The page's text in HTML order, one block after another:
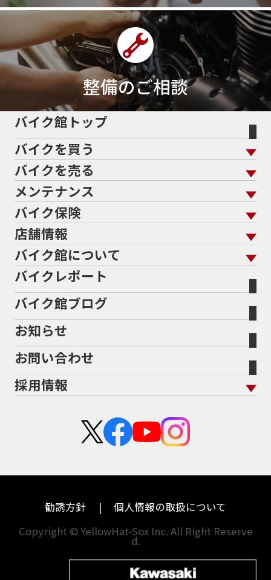
整備のご相談
バイク館トップ
バイクを買う
バイクを買う トップ
バイクを探す
メーカーから探す
色から探す
スタイルから探す
排気量から探す
地域から探す
走行距離から探す
中古車から探す
バイクを売る
バイクを売る トップ
バイク館買取の強み
バイクを高く売るコツ
バイク買取の流れ
全国展開の強み
よくあるご質問
バイク買取強化車両
オンライン査定フォーム
メーカー別買取相場・
ヤマハ
ホンダ
スズキ
ハーレーダビッドソン
ドゥカティ
トライアンフ
アプリリア
KTM
モトグッツイ
MVアグスタ
他海外ﾒｰｶｰ
メンテナンス
メンテナンス トップ
バイク点検
バイク車検
Bikeep
プロテクションフィルム
バイク保険
バイク保険 トップ
自賠責保険
任意保険
バイク保険無料見積り（現在未加入の方）
バイク保険無料見積り（他社でご加入の方）
盗難保険
店舗情報
店舗情報 トップ
北海道
宮城
福島
茨城
栃木
兵庫
福岡
バイク館について
バイク館について トップ
バイク館が選ばれる理由
会社概要
沿革
二輪公正取引協議会加盟店
バイクレポート
バイク館ブログ
お知らせ
お問い合わせ
採用情報
中途採用・アルバイト
勧誘方針
個人情報の取扱について
Copyright © YellowHat-Sox Inc. All Right Reserve
d.